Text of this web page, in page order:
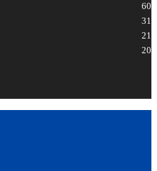
60
31
21
20